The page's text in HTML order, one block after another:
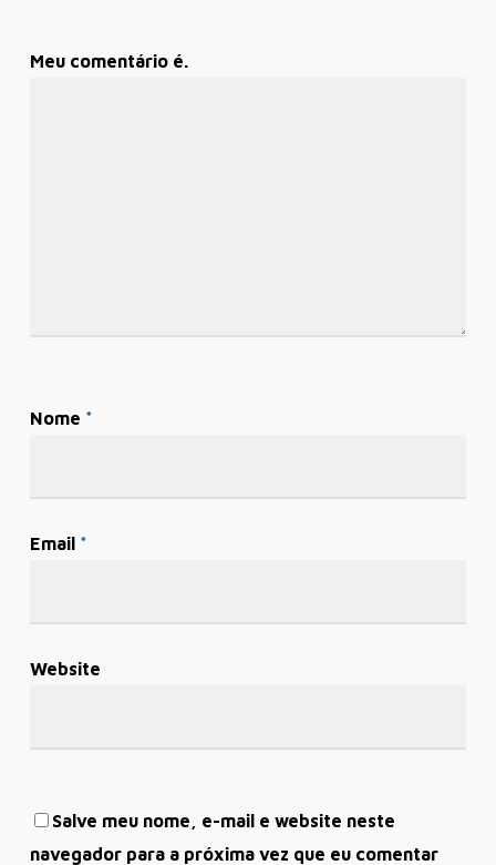
Meu comentário é.
Nome *
Email *
Website
Salve meu nome, e-mail e website neste
navegador para a próxima vez que eu comentar